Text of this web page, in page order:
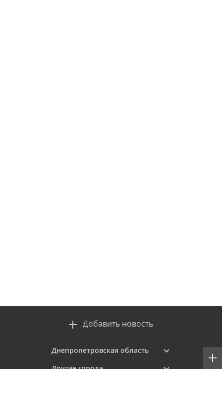
Добавить новость
Днепропетровская область
Другие города